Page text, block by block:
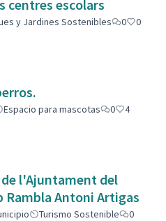
centres escolars
y Jardines Sostenibles 0
0
Espacio para mascotas 0
4
l'Ajuntament del
Rambla Antoni Artigas
Turismo Sostenible
0